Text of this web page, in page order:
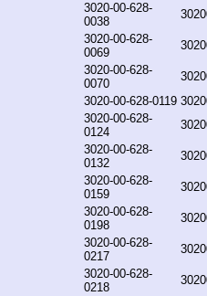
3020-00-628-
0038
3020-00-628-
0069
3020-00-628-
0070
3020-00-628-0119
3020-00-628-
0124
3020-00-628-
0132
3020-00-628-
0159
3020-00-628-
0198
3020-00-628-
0217
3020-00-628-
0218